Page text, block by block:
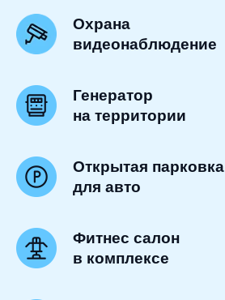
Охрана
видеонаблюдение
Генератор
на территории
Открытая парковка
для авто
Фитнес салон
в комплексе